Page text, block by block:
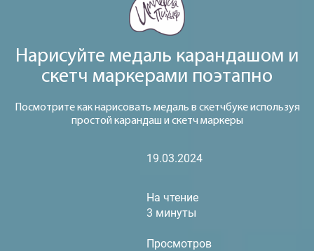
Нарисуйте медаль карандашом и
скетч маркерами поэтапно
Посмотрите как нарисовать медаль в скетчбуке используя
простой карандаш и скетч маркеры
19.03.2024
На чтение
3 минуты
Просмотров